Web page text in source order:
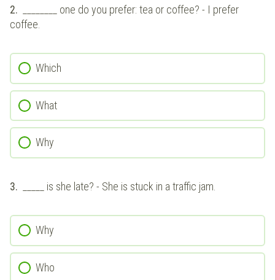
2.
________ one do you prefer: tea or coffee? - I prefer
coffee.
Which
What
Why
3. _____ is she late? - She is stuck in a traffic jam.
Why
Who